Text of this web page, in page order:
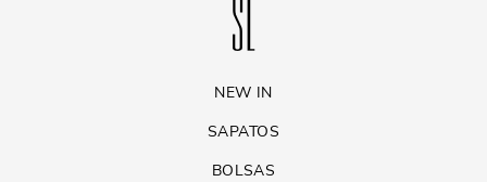
NEW IN
SAPATOS
BOLSAS